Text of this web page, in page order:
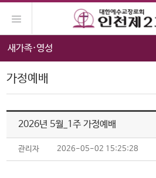
새가족·영성
가정예배
2026년 5월_1주 가정예배
관리자 2026-05-02 15:25:28